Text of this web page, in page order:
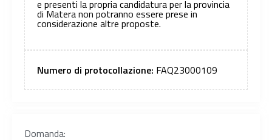
e presenti la propria candidatura per la provincia
di Matera non potranno essere prese in
considerazione altre proposte.
Numero di protocollazione: FAQ23000109
Domanda: